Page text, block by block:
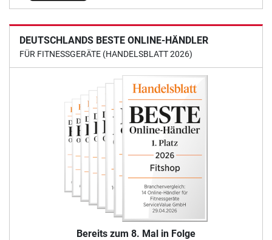
DEUTSCHLANDS BESTE ONLINE-HÄNDLER
FÜR FITNESSGERÄTE (HANDELSBLATT 2026)
Bereits zum 8. Mal in Folge